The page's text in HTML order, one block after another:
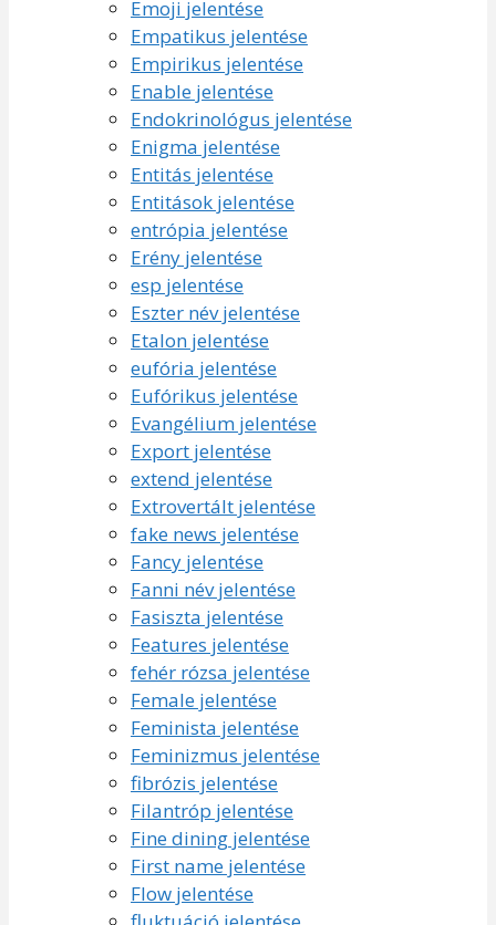
Emoji jelentése
Empatikus jelentése
Empirikus jelentése
Enable jelentése
Endokrinológus jelentése
Enigma jelentése
Entitás jelentése
Entitások jelentése
entrópia jelentése
Erény jelentése
esp jelentése
Eszter név jelentése
Etalon jelentése
eufória jelentése
Eufórikus jelentése
Evangélium jelentése
Export jelentése
extend jelentése
Extrovertált jelentése
fake news jelentése
Fancy jelentése
Fanni név jelentése
Fasiszta jelentése
Features jelentése
fehér rózsa jelentése
Female jelentése
Feminista jelentése
Feminizmus jelentése
fibrózis jelentése
Filantróp jelentése
Fine dining jelentése
First name jelentése
Flow jelentése